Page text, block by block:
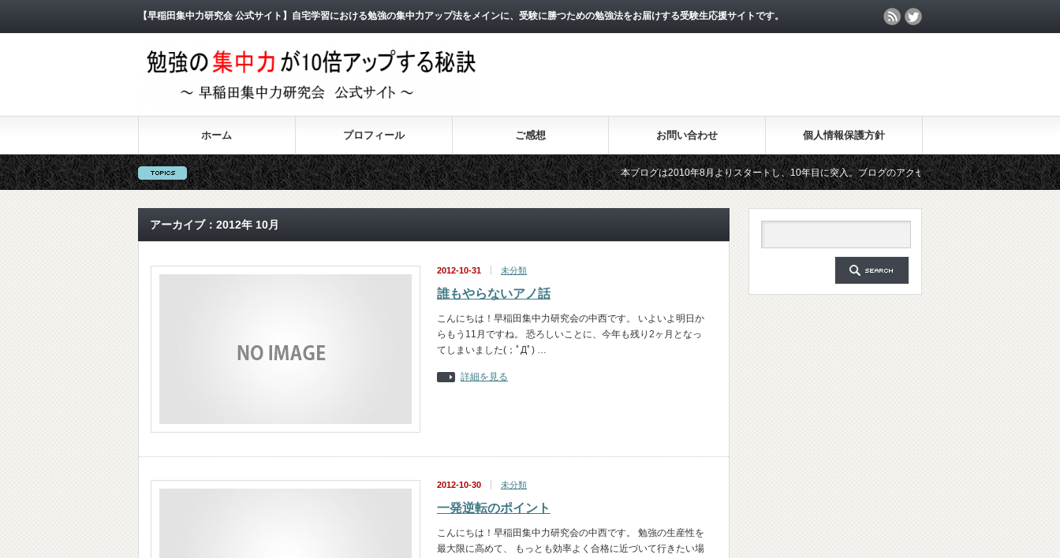
【早稲田集中力研究会 公式サイト】自宅学習における勉強の集中力アップ法をメインに、受験に勝つための勉強法をお届けする受験生応援サイトです。
ホーム プロフィール ご感想 お問い合わせ 個人情報保護方針
本ブログは2010年8月よりスタートし、10年目に突入。ブログのアクセス数が月間25万PV、公開記事数が2000記
2011年3月よりスタートした無料メールマガジン「勉強の集中力が10倍アップする秘訣」は、2018年6月に総読
アーカイブ：2012年 10月
2012-10-31 未分類
誰もやらないアノ話
こんにちは！早稲田集中力研究会の中西です。 いよいよ明日か
らもう11月ですね。 恐ろしいことに、今年も残り2ヶ月となっ
てしまいました(；ﾟДﾟ) …
詳細を見る
2012-10-30 未分類
一発逆転のポイント
こんにちは！早稲田集中力研究会の中西です。 勉強の生産性を
最大限に高めて、 もっとも効率よく合格に近づいて行きたい場